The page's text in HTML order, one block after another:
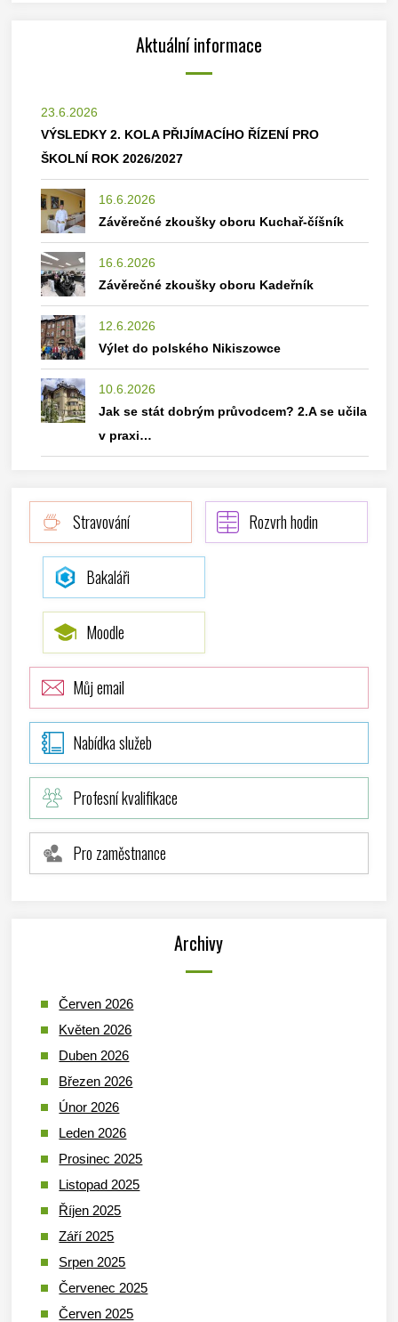
Aktuální informace
23.6.2026
VÝSLEDKY 2. KOLA PŘIJÍMACÍHO ŘÍZENÍ PRO
ŠKOLNÍ ROK 2026/2027
16.6.2026
Závěrečné zkoušky oboru Kuchař-číšník
16.6.2026
Závěrečné zkoušky oboru Kadeřník
12.6.2026
Výlet do polského Nikiszowce
10.6.2026
Jak se stát dobrým průvodcem? 2.A se učila
v praxi…
Stravování Rozvrh hodin
Bakaláři
Moodle
Můj email
Nabídka služeb
Profesní kvalifikace
Pro zaměstnance
Archivy
Červen 2026
Květen 2026
Duben 2026
Březen 2026
Únor 2026
Leden 2026
Prosinec 2025
Listopad 2025
Říjen 2025
Září 2025
Srpen 2025
Červenec 2025
Červen 2025